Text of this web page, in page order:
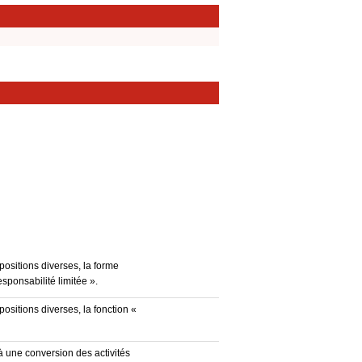
diverses, la forme
limitée ».
diverses, la fonction «
une conversion des activités